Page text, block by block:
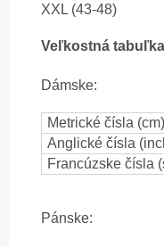
XXL (43-48)
Veľkostná
Dámske:
Metrické čísla (cm)
Anglické čísla
Francúzske čísla
Pánske: